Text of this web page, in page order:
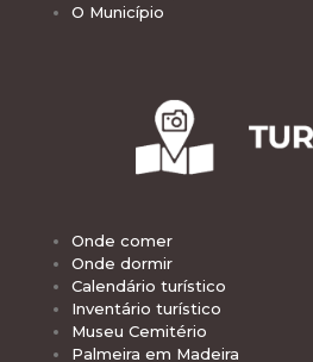
O Município
Onde comer
Onde dormir
Calendário turístico
Inventário turístico
Museu Cemitério
Palmeira em Madeira